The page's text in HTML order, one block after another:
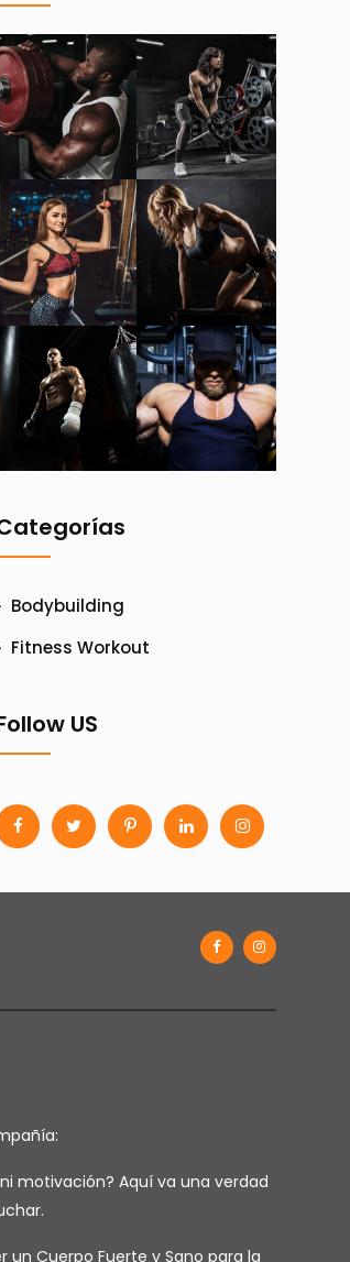
Bodybuilding
Fitness Workout
US
motivación? Aquí va una verdad
un Cuerpo Fuerte y Sano para la